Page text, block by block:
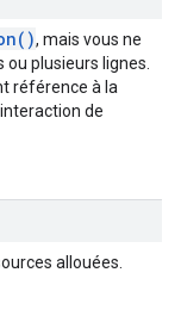
, mais vous ne
plusieurs lignes.
référence à la
de
allouées.